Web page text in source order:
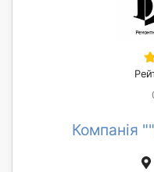
Компанія